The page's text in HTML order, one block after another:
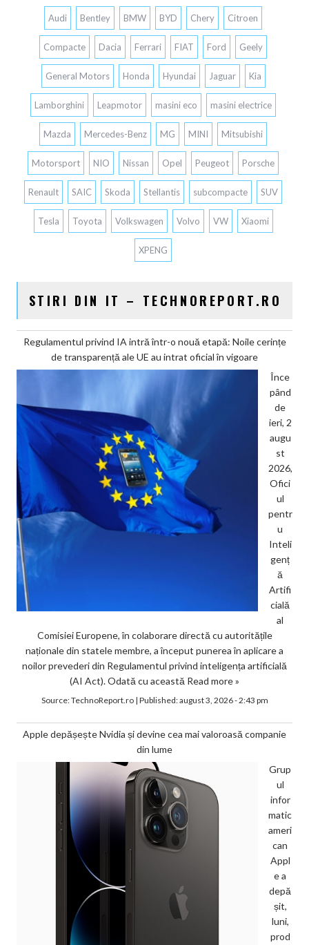
Audi Bentley BMW BYD Chery Citroen
Compacte Dacia Ferrari FIAT Ford Geely
General Motors Honda Hyundai Jaguar Kia
Lamborghini Leapmotor masini eco masini electrice
Mazda Mercedes-Benz MG MINI Mitsubishi
Motorsport NIO Nissan Opel Peugeot Porsche
Renault SAIC Skoda Stellantis subcompacte SUV
Tesla Toyota Volkswagen Volvo VW Xiaomi
XPENG
STIRI DIN IT – TECHNOREPORT.RO
Regulamentul privind IA intră într-o nouă etapă: Noile cerințe
de transparență ale UE au intrat oficial în vigoare
Înce
pând
de
ieri, 2
augu
st
2026,
Ofici
ul
pentr
u
Inteli
genț
ă
Artifi
cială
al
Comisiei Europene, în colaborare directă cu autoritățile
naționale din statele membre, a început punerea în aplicare a
noilor prevederi din Regulamentul privind inteligența artificială
(AI Act). Odată cu această Read more »
Source:TechnoReport.ro| Published:august 3, 2026 - 2:43 pm
Apple depășește Nvidia și devine cea mai valoroasă companie
din lume
Grup
ul
infor
matic
ameri
can
Appl
e a
depă
șit,
luni,
prod